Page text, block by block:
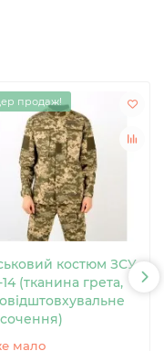
продаж!
костюм ЗСУ
(тканина грета,
мало